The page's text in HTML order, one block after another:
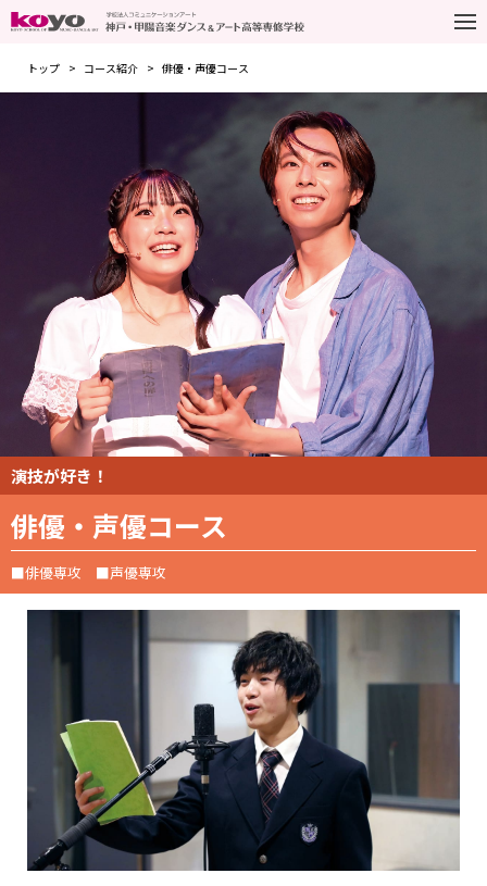
トップ コース紹介 俳優・声優コース
演技が好き！
俳優・声優コース
■俳優専攻 ■声優専攻